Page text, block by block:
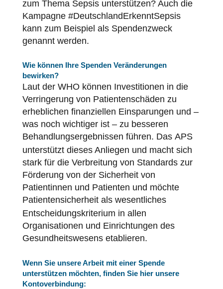
zum Thema Sepsis unterstützen? Auch die
Kampagne #DeutschlandErkenntSepsis
kann zum Beispiel als Spendenzweck
genannt werden.
Wie können Ihre Spenden Veränderungen
bewirken?
Laut der WHO können Investitionen in die
Verringerung von Patientenschäden zu
erheblichen finanziellen Einsparungen und –
was noch wichtiger ist – zu besseren
Behandlungsergebnissen führen. Das APS
unterstützt dieses Anliegen und macht sich
stark für die Verbreitung von Standards zur
Förderung von der Sicherheit von
Patientinnen und Patienten und möchte
Patientensicherheitals wesentliches
Entscheidungskriterium in allen
Organisationen und Einrichtungen des
Gesundheitswesens etablieren.
Wenn Sie unsere Arbeit mit einer Spende
unterstützen möchten, finden Sie hier unsere
Kontoverbindung: